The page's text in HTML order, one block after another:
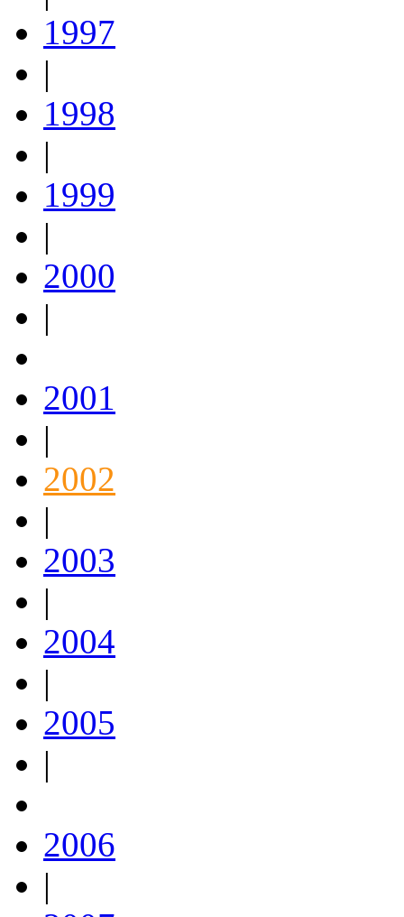
1997
|
1998
|
1999
|
2000
|
2001
|
2002
|
2003
|
2004
|
2005
|
2006
|